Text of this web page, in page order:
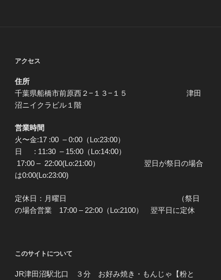
アクセス
住所
千葉県船橋市前原西２−１３−１５ 津田
沼ニイクラビル１階
営業時間
火〜金:17 :00 – 0:00（Lo:23:00）
日 : 11:30 – 15:00（Lo:14:00）
17:00 – 22:00(Lo:21:00） 翌日が祭日の場合
は0:00(Lo:23:00)
定休日：月曜日 （祭日
の場合営業 17:00 – 22:00（Lo:2100） 翌平日に定休
このサイトについて
JR津田沼駅北口 ３分 お好み焼き・もんじゃ【粉と